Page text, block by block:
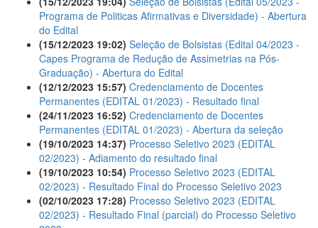
Programa de Politicas Afirmativas e Diversidade) - Abertura
do Edital
(15/12/2023 19:02) Seleção de Bolsistas (Edital 04/2023 -
Capes Programa de Redução de Assimetrias na Pós-
Graduação) - Abertura do Edital
(12/12/2023 15:57) Credenciamento de Docentes
Permanentes (EDITAL 01/2023) - Resultado final
(24/11/2023 16:52) Credenciamento de Docentes
Permanentes (EDITAL 01/2023) - Abertura da seleção
(19/10/2023 14:37) Processo Seletivo 2023 (EDITAL
02/2023) - Adiamento do resultado final
(19/10/2023 10:54) Processo Seletivo 2023 (EDITAL
02/2023) - Resultado Final do Processo Seletivo 2023
(02/10/2023 17:28) Processo Seletivo 2023 (EDITAL
02/2023) - Resultado Final (parcial) do Processo Seletivo